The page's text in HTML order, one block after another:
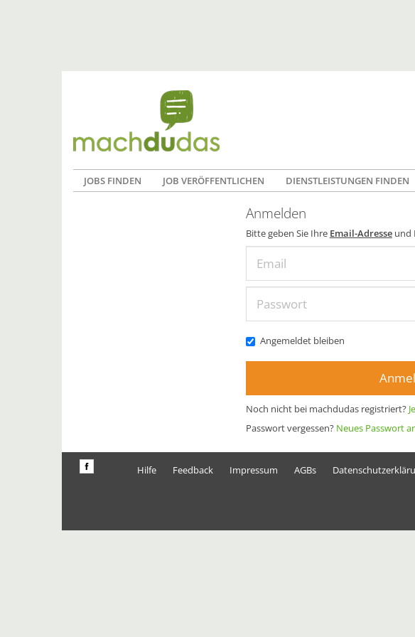
JOBS FINDEN JOB VERÖFFENTLICHEN DIENSTLEISTUNGEN FINDEN
Anmelden
Bitte geben Sie Ihre Email-Adresseund
Angemeldet bleiben
Noch nicht bei machdudas registriert?
Passwort vergessen? Neues Passwort
Hilfe Feedback Impressum AGBs